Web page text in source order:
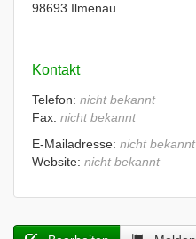
98693 Ilmenau
Kontakt
Telefon: nicht bekannt
Fax: nicht bekannt
E-Mailadresse: nicht bekannt
Website: nicht bekannt